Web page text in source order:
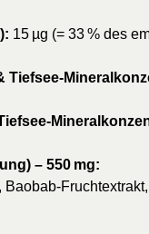
15 µg (= 33 % des
Tiefsee-
– 550 mg: